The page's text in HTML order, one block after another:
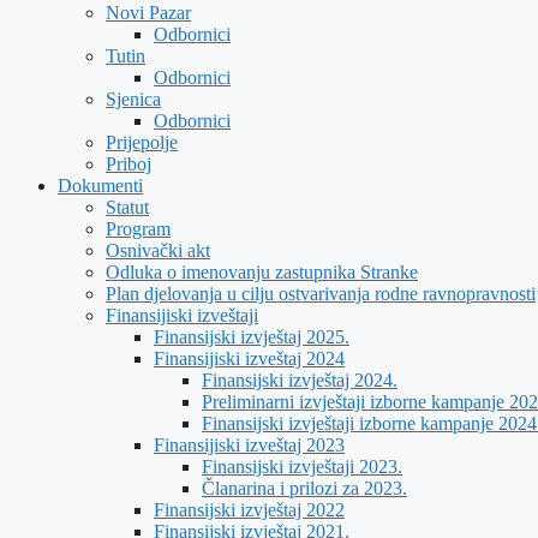
Novi Pazar
Odbornici
Tutin
Odbornici
Sjenica
Odbornici
Prijepolje
Priboj
Dokumenti
Statut
Program
Osnivački akt
Odluka o imenovanju zastupnika Stranke
Plan djelovanja u cilju ostvarivanja rodne ravnopravnosti
Finansijiski izveštaji
Finansijski izvještaj 2025.
Finansijiski izveštaj 2024
Finansijski izvještaj 2024.
Preliminarni izvještaji izborne kampanje
Finansijski izvještaji izborne kampanje
Finansijiski izveštaj 2023
Finansijski izvještaji 2023.
Članarina i prilozi za 2023.
Finansijski izvještaj 2022
Finansijski izvještaj 2021.